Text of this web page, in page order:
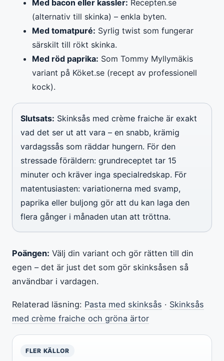
Med bacon eller kassler: Recepten.se
(alternativ till skinka) – enkla byten.
Med tomatpuré: Syrlig twist som fungerar
särskilt till rökt skinka.
Med röd paprika: Som Tommy Myllymäkis
variant på Köket.se (recept av professionell
kock).
Slutsats: Skinksås med crème fraiche är exakt
vad det ser ut att vara – en snabb, krämig
vardagssås som räddar hungern. För den
stressade föräldern: grundreceptet tar 15
minuter och kräver inga specialredskap. För
matentusiasten: variationerna med svamp,
paprika eller buljong gör att du kan laga den
flera gånger i månaden utan att tröttna.
Poängen: Välj din variant och gör rätten till din
egen – det är just det som gör skinksåsen så
användbar i vardagen.
Relaterad läsning: Pasta med skinksås · Skinksås
med crème fraiche och gröna ärtor
FLER KÄLLOR